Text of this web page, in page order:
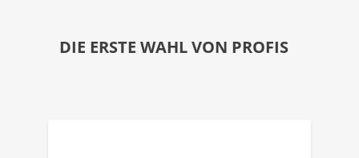
DIE ERSTE WAHL VON PROFIS